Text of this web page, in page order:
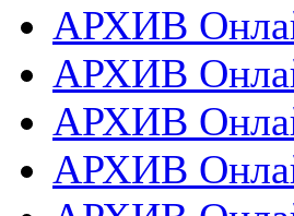
АРХИВ
АРХИВ
АРХИВ
АРХИВ